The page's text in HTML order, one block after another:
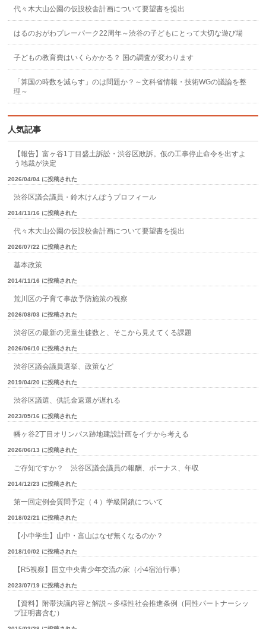
代々木大山公園の仮設校舎計画について要望書を提出
はるのおがわプレーパーク22周年～渋谷の子どもにとって大切な遊び場
子どもの教育費はいくらかかる？ 国の調査が変わります
「算国の時数を減らす」のは問題か？～文科省情報・技術WGの議論を整
理～
人気記事
【報告】富ヶ谷1丁目盛土訴訟・渋谷区敗訴。仮の工事停止命令を出すよ
う地裁が決定
2026/04/04 に投稿された
渋谷区議会議員・鈴木けんぽうプロフィール
2014/11/16 に投稿された
代々木大山公園の仮設校舎計画について要望書を提出
2026/07/22 に投稿された
基本政策
2014/11/16 に投稿された
荒川区の子育て事故予防施策の視察
2026/08/03 に投稿された
渋谷区の最新の児童生徒数と、そこから見えてくる課題
2026/06/10 に投稿された
渋谷区議会議員選挙、政策など
2019/04/20 に投稿された
渋谷区議選、供託金返還が遅れる
2023/05/16 に投稿された
幡ヶ谷2丁目オリンパス跡地建設計画をイチから考える
2026/06/13 に投稿された
ご存知ですか？ 渋谷区議会議員の報酬、ボーナス、年収
2014/12/23 に投稿された
第一回定例会質問予定（４）学級閉鎖について
2018/02/21 に投稿された
【小中学生】山中・富山はなぜ無くなるのか？
2018/10/02 に投稿された
【R5視察】国立中央青少年交流の家（小4宿泊行事）
2023/07/19 に投稿された
【資料】附帯決議内容と解説～多様性社会推進条例（同性パートナーシッ
プ証明書含む）